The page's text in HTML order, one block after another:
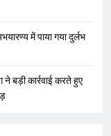
में पाया गया दुर्लभ
ने बड़ी कार्रवाई करते हुए